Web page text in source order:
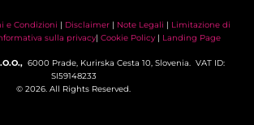
e Condizioni | Disclaimer| Note Legali | Limitazione di
sulla privacy| Cookie Policy| Landing Page
6000 Prade, Kurirska Cesta 10, Slovenia. VAT ID:
SI59148233
© 2026. All Rights Reserved.